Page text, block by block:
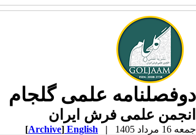
دوفصلنامه علمی گلجام
انجمن علمی فرش ایران
جمعه 16 مرداد 1405 |
English
[Archive]